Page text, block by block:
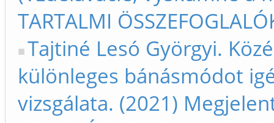
TARTALMI
Tajtiné Lesó Györgyi.
különleges bánásmódot
vizsgálata. (2021)